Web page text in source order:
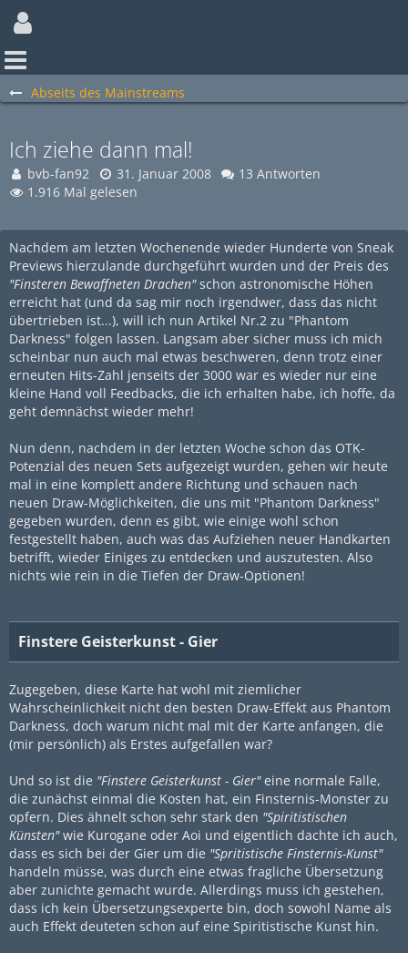
Abseits des Mainstreams
Ich ziehe dann mal!
bvb-fan92 31. Januar 2008
13 Antworten
1.916 Mal gelesen
Nachdem am letzten Wochenende wieder Hunderte von Sneak
Previews hierzulande durchgeführt wurden und der Preis des
"Finsteren Bewaffneten Drachen"schon astronomische Höhen
erreicht hat (und da sag mir noch irgendwer, dass das nicht
übertrieben ist...), will ich nun Artikel Nr.2 zu "Phantom
Darkness" folgen lassen. Langsam aber sicher muss ich mich
scheinbar nun auch mal etwas beschweren, denn trotz einer
erneuten Hits-Zahl jenseits der 3000 war es wieder nur eine
kleine Hand voll Feedbacks, die ich erhalten habe, ich hoffe, da
geht demnächst wieder mehr!
Nun denn, nachdem in der letzten Woche schon das OTK-
Potenzial des neuen Sets aufgezeigt wurden, gehen wir heute
mal in eine komplett andere Richtung und schauen nach
neuen Draw-Möglichkeiten, die uns mit "Phantom Darkness"
gegeben wurden, denn es gibt, wie einige wohl schon
festgestellt haben, auch was das Aufziehen neuer Handkarten
betrifft, wieder Einiges zu entdecken und auszutesten. Also
nichts wie rein in die Tiefen der Draw-Optionen!
Finstere Geisterkunst - Gier
Zugegeben, diese Karte hat wohl mit ziemlicher
Wahrscheinlichkeit nicht den besten Draw-Effekt aus Phantom
Darkness, doch warum nicht mal mit der Karte anfangen, die
(mir persönlich) als Erstes aufgefallen war?
Und so ist die "Finstere Geisterkunst - Gier"eine normale Falle,
die zunächst einmal die Kosten hat, ein Finsternis-Monster zu
opfern. Dies ähnelt schon sehr stark den "Spiritistischen
Künsten"wie Kurogane oder Aoi und eigentlich dachte ich auch,
dass es sich bei der Gier um die "Spritistische Finsternis-Kunst"
handeln müsse, was durch eine etwas fragliche Übersetzung
aber zunichte gemacht wurde. Allerdings muss ich gestehen,
dass ich kein Übersetzungsexperte bin, doch sowohl Name als
auch Effekt deuteten schon auf eine Spiritistische Kunst hin.